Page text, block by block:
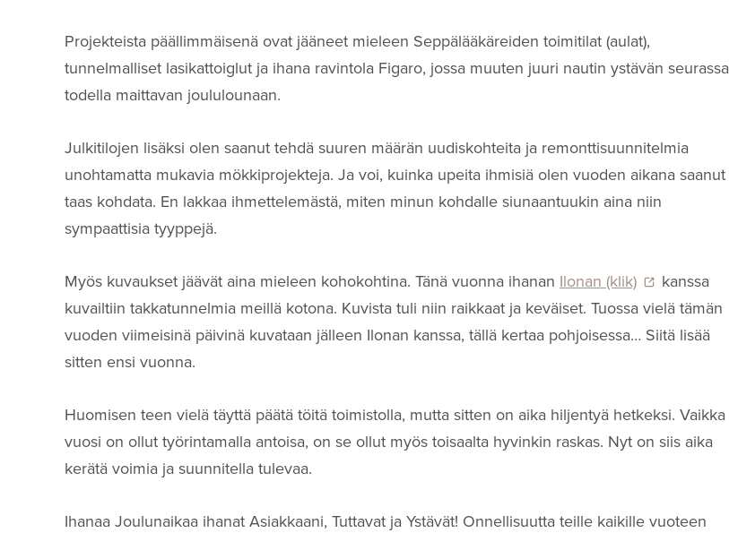
Projekteista päällimmäisenä ovat jääneet mieleen Seppälääkäreiden toimitilat (aulat),
tunnelmalliset lasikattoiglut ja ihana ravintola Figaro, jossa muuten juuri nautin ystävän seurassa
todella maittavan joululounaan.
Julkitilojen lisäksi olen saanut tehdä suuren määrän uudiskohteita ja remonttisuunnitelmia
unohtamatta mukavia mökkiprojekteja. Ja voi, kuinka upeita ihmisiä olen vuoden aikana saanut
taas kohdata. En lakkaa ihmettelemästä, miten minun kohdalle siunaantuukin aina niin
sympaattisia tyyppejä.
Myös kuvaukset jäävät aina mieleen kohokohtina. Tänä vuonna ihanan Ilonan (klik)
kanssa
kuvailtiin takkatunnelmia meillä kotona. Kuvista tuli niin raikkaat ja keväiset. Tuossa vielä tämän
vuoden viimeisinä päivinä kuvataan jälleen Ilonan kanssa, tällä kertaa pohjoisessa… Siitä lisää
sitten ensi vuonna.
Huomisen teen vielä täyttä päätä töitä toimistolla, mutta sitten on aika hiljentyä hetkeksi. Vaikka
vuosi on ollut työrintamalla antoisa, on se ollut myös toisaalta hyvinkin raskas. Nyt on siis aika
kerätä voimia ja suunnitella tulevaa.
Ihanaa Joulunaikaa ihanat Asiakkaani, Tuttavat ja Ystävät! Onnellisuutta teille kaikille vuoteen